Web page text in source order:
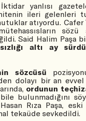
İktidar yanlısı
ileri gelenleri
atıyordu. Cafer
sözü
Said Halim Paşa
altı ay
sözcüsü
dolayı bir an
ordunun
bulunmadığını
Rıza Paşa,
tekaüde sevkedildi.